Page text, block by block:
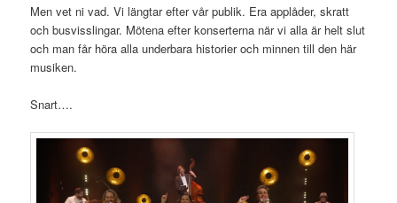
Men vet ni vad. Vi längtar efter vår publik. Era applåder, skratt
och busvisslingar. Mötena efter konserterna när vi alla är helt slut
och man får höra alla underbara historier och minnen till den här
musiken.
Snart….